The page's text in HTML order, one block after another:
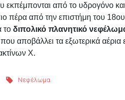
εκπέμπονται από το υδρογόνο
πέρα ​​από την επιστήμη του
το διπολικό πλανητικό
αποβάλλει τα εξωτερικά
Χ.
Νεφέλωμα